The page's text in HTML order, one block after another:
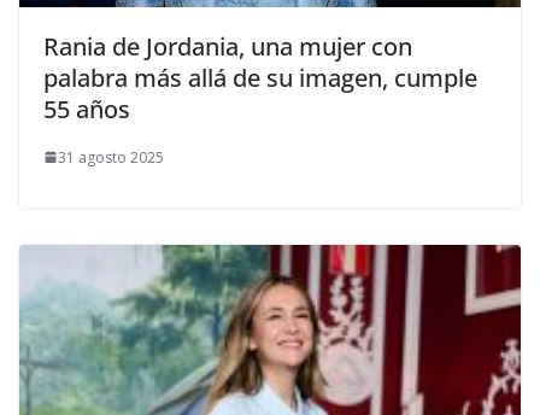
​Rania de Jordania, una mujer con
palabra más allá de su imagen, cumple
55 años
31 agosto 2025